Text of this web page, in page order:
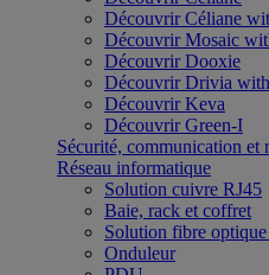
Découvrir Céliane
Découvrir Mosaic
Découvrir Dooxie
Découvrir Drivia
Découvrir Keva
Découvrir Green-I
Sécurité, communication et
Réseau informatique
Solution cuivre RJ45
Baie, rack et coffret
Solution fibre
Onduleur